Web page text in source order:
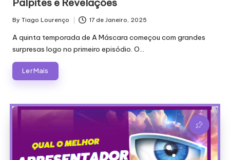
Posted
by
By Tiago Lourenço 17 de Janeiro, 2025
A quinta temporada de A Máscara começou com grandes
surpresas logo no primeiro episódio. O…
Ler Mais